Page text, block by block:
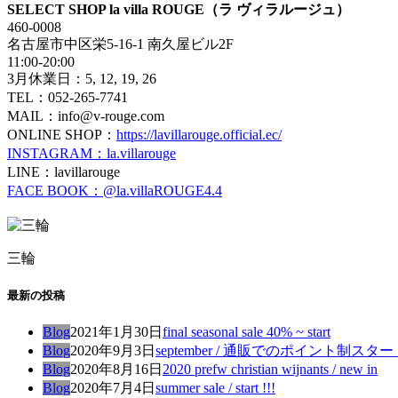
SELECT SHOP la villa ROUGE（ラ ヴィラルージュ）
460-0008
名古屋市中区栄5-16-1 南久屋ビル2F
11:00-20:00
3月休業日：5, 12, 19, 26
TEL：052-265-7741
MAIL：info@v-rouge.com
ONLINE SHOP： https://lavillarouge.official.ec/
INSTAGRAM：la.villarouge
LINE：lavillarouge
FACE BOOK：@la.villaROUGE4.4
三輪
最新の投稿
Blog2021年1月30日 final seasonal sale 40% ~ start
Blog2020年9月3日 september / 通販でのポイント制スター
Blog2020年8月16日 2020 prefw christian wijnants / new in
Blog2020年7月4日 summer sale / start !!!